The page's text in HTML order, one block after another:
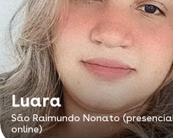
Luara
São Raimundo Nonato
online)